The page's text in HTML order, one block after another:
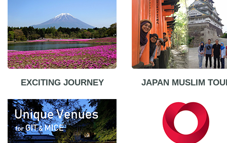
EXCITING JOURNEY JAPAN MUSLIM